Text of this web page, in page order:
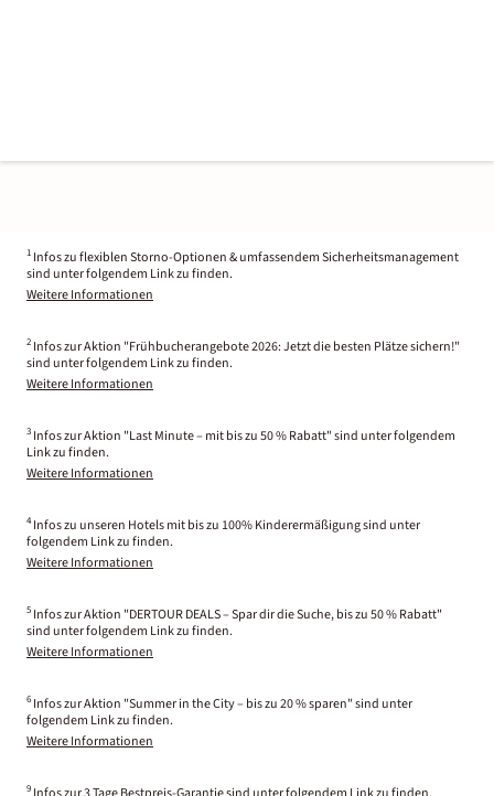
1 Infos zu flexiblen Storno-Optionen & umfassendem Sicherheitsmanagement
sind unter folgendem Link zu finden.
Weitere Informationen
2 Infos zur Aktion "Frühbucherangebote 2026: Jetzt die besten Plätze sichern!"
sind unter folgendem Link zu finden.
Weitere Informationen
3 Infos zur Aktion "Last Minute – mit bis zu 50 % Rabatt" sind unter folgendem
Link zu finden.
Weitere Informationen
4 Infos zu unseren Hotels mit bis zu 100% Kinderermäßigung sind unter
folgendem Link zu finden.
Weitere Informationen
5 Infos zur Aktion "DERTOUR DEALS – Spar dir die Suche, bis zu 50 % Rabatt"
sind unter folgendem Link zu finden.
Weitere Informationen
6 Infos zur Aktion "Summer in the City – bis zu 20 % sparen" sind unter
folgendem Link zu finden.
Weitere Informationen
9